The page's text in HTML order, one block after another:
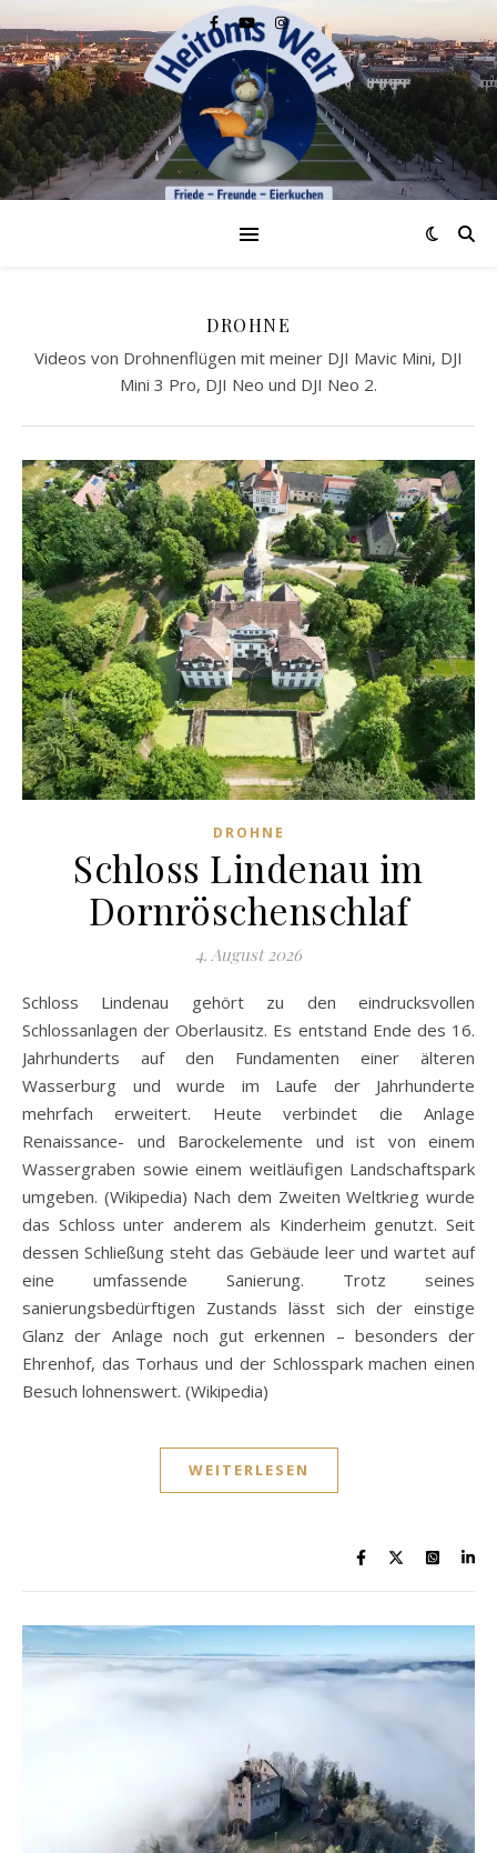
DROHNE
Videos von Drohnenflügen mit meiner DJI Mavic Mini, DJI
Mini 3 Pro, DJI Neo und DJI Neo 2.
DROHNE
Schloss Lindenau im
Dornröschenschlaf
4. August 2026
Schloss Lindenau gehört zu den eindrucksvollen
Schlossanlagen der Oberlausitz. Es entstand Ende des 16.
Jahrhunderts auf den Fundamenten einer älteren
Wasserburg und wurde im Laufe der Jahrhunderte
mehrfach erweitert. Heute verbindet die Anlage
Renaissance- und Barockelemente und ist von einem
Wassergraben sowie einem weitläufigen Landschaftspark
umgeben. (Wikipedia) Nach dem Zweiten Weltkrieg wurde
das Schloss unter anderem als Kinderheim genutzt. Seit
dessen Schließung steht das Gebäude leer und wartet auf
eine umfassende Sanierung. Trotz seines
sanierungsbedürftigen Zustands lässt sich der einstige
Glanz der Anlage noch gut erkennen – besonders der
Ehrenhof, das Torhaus und der Schlosspark machen einen
Besuch lohnenswert. (Wikipedia)
WEITERLESEN